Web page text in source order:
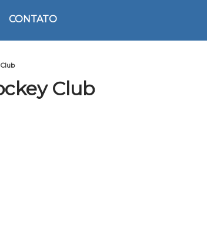
CONTATO
Club